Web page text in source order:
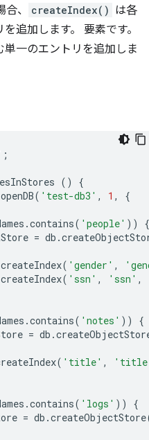
、 createIndex() は各
追加します。 要素です。
一のエントリを追加しま
;
()
{
openDB( 'test-db3' , 1 ,
{
.contains( 'people' ))
{
= db .
createIndex( 'gender' ,
createIndex( 'ssn' , 'ssn' ,
.contains( 'notes' ))
{
= db .
( 'title' ,
.contains( 'logs' ))
{
= db .createObjectStore